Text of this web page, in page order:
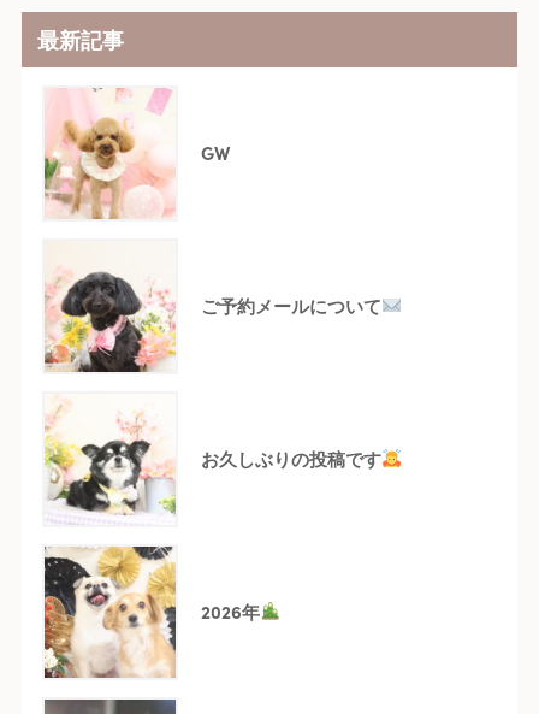
最新記事
GW
ご予約メールについて
お久しぶりの投稿です
2026年